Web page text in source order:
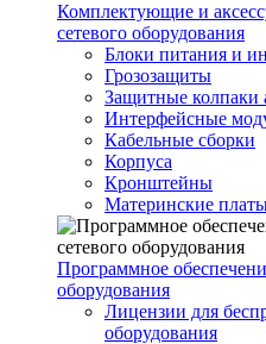
Комплектующие и
сетевого оборудования
Блоки питания и
Грозозащиты
Защитные колпаки
Интерфейсные
Кабельные сборки
Корпуса
Кронштейны
Материнские
Программное
оборудования
Лицензии для
оборудования